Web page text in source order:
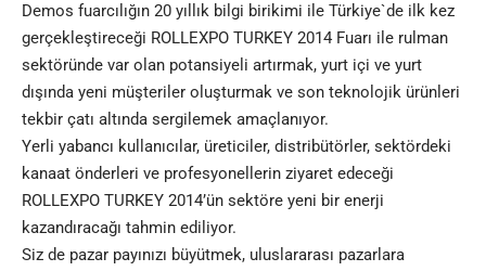
Demos fuarcılığın 20 yıllık bilgi birikimi ile Türkiye`de ilk kez
gerçekleştireceği ROLLEXPO TURKEY 2014 Fuarı ile rulman
sektöründe var olan potansiyeli artırmak, yurt içi ve yurt
dışında yeni müşteriler oluşturmak ve son teknolojik ürünleri
tekbir çatı altında sergilemek amaçlanıyor.
Yerli yabancı kullanıcılar, üreticiler, distribütörler, sektördeki
kanaat önderleri ve profesyonellerin ziyaret edeceği
ROLLEXPO TURKEY 2014’ün sektöre yeni bir enerji
kazandıracağı tahmin ediliyor.
Siz de pazar payınızı büyütmek, uluslararası pazarlara